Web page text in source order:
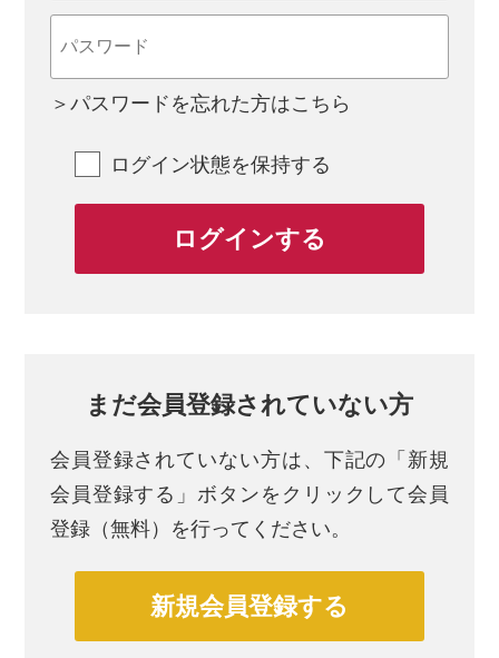
＞パスワードを忘れた方はこちら
ログイン状態を保持する
まだ会員登録されていない方
会員登録されていない方は、 下記の「新規
会員登録する」ボタンをクリックして会員
登録（無料）を行ってください。
新規会員登録する